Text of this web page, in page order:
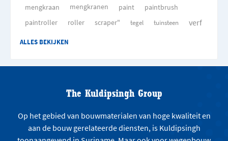
mengkraan
mengkranen paint
paintbrush
paintroller
roller scraper" tegel tuinsteen verf
ALLES BEKIJKEN
The Kuldipsingh Group
Op het gebied van bouwmaterialen van hoge kwaliteit en
aan de bouw gerelateerde diensten, is Kuldipsingh